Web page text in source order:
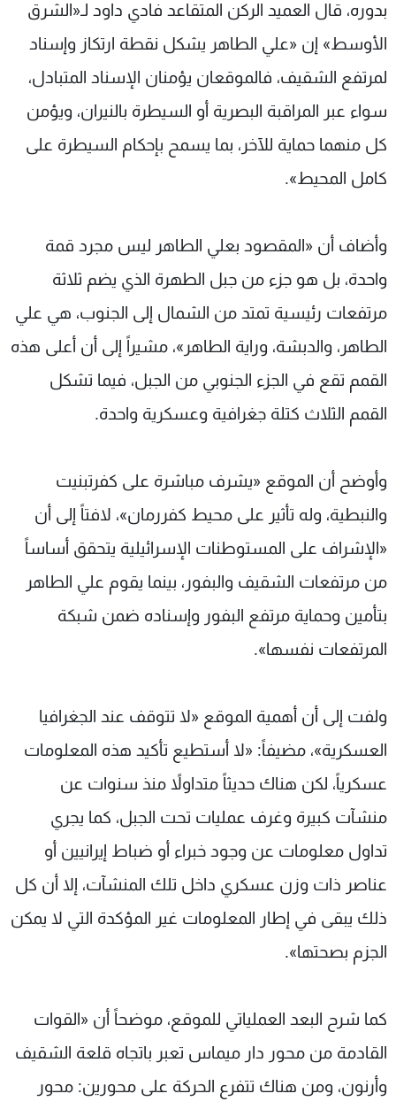
بدوره، قال العميد الركن المتقاعد فادي داود لـ«الشرق
الأوسط» إن «علي الطاهر يشكل نقطة ارتكاز وإسناد
لمرتفع الشقيف، فالموقعان يؤمنان الإسناد المتبادل،
سواء عبر المراقبة البصرية أو السيطرة بالنيران، ويؤمن
كل منهما حماية للآخر، بما يسمح بإحكام السيطرة على
كامل المحيط».
وأضاف أن «المقصود بعلي الطاهر ليس مجرد قمة
واحدة، بل هو جزء من جبل الطهرة الذي يضم ثلاثة
مرتفعات رئيسية تمتد من الشمال إلى الجنوب، هي علي
الطاهر، والدبشة، وراية الطاهر»، مشيراً إلى أن أعلى هذه
القمم تقع في الجزء الجنوبي من الجبل، فيما تشكل
القمم الثلاث كتلة جغرافية وعسكرية واحدة.
وأوضح أن الموقع «يشرف مباشرة على كفرتبنيت
والنبطية، وله تأثير على محيط كفررمان»، لافتاً إلى أن
«الإشراف على المستوطنات الإسرائيلية يتحقق أساساً
من مرتفعات الشقيف والبفور، بينما يقوم علي الطاهر
بتأمين وحماية مرتفع البفور وإسناده ضمن شبكة
المرتفعات نفسها».
ولفت إلى أن أهمية الموقع «لا تتوقف عند الجغرافيا
العسكرية»، مضيفاً: «لا أستطيع تأكيد هذه المعلومات
عسكرياً، لكن هناك حديثاً متداولاً منذ سنوات عن
منشآت كبيرة وغرف عمليات تحت الجبل، كما يجري
تداول معلومات عن وجود خبراء أو ضباط إيرانيين أو
عناصر ذات وزن عسكري داخل تلك المنشآت، إلا أن كل
ذلك يبقى في إطار المعلومات غير المؤكدة التي لا يمكن
الجزم بصحتها».
كما شرح البعد العملياتي للموقع، موضحاً أن «القوات
القادمة من محور دار ميماس تعبر باتجاه قلعة الشقيف
وأرنون، ومن هناك تتفرع الحركة على محورين: محور